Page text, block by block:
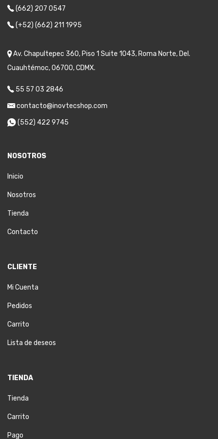
(662) 207 0547
(+52) (662) 211 1995
Av. Chapultepec 360, Piso 1 Suite 1043, Roma Norte, Del.
Cuauhtémoc, 06700, CDMX.
55 57 03 2846
contacto@inovtecshop.com
(552) 422 9745
NOSOTROS
Inicio
Nosotros
Tienda
Contacto
CLIENTE
Mi Cuenta
Pedidos
Carrito
Lista de deseos
TIENDA
Tienda
Carrito
Pago